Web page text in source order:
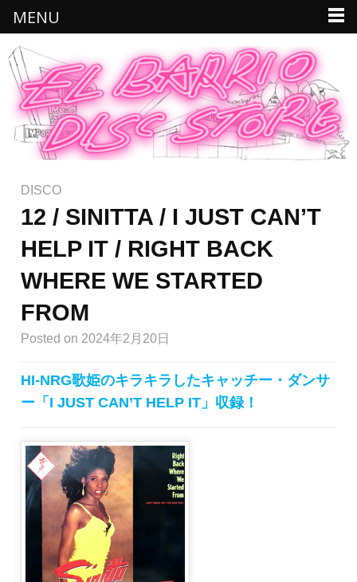
DISCO
12 / SINITTA / I JUST CAN’T
HELP IT / RIGHT BACK
WHERE WE STARTED
FROM
Posted on 2024年2月20日
HI-NRG歌姫のキラキラしたキャッチー・ダンサ
ー「I JUST CAN’T HELP IT」収録！
MENU